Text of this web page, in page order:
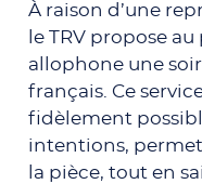
À raison d’une
le TRV propose
allophone une
français. Ce
fidèlement
intentions,
la pièce, tout en